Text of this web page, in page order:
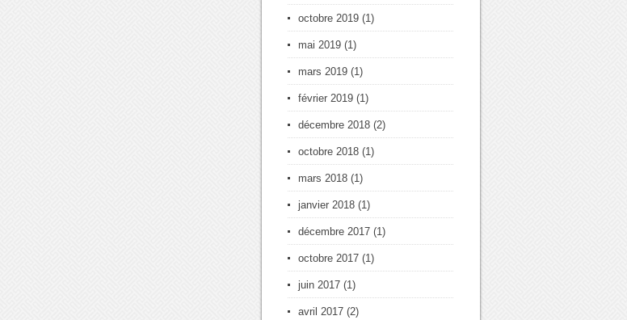
octobre 2019 (1)
mai 2019 (1)
mars 2019 (1)
février 2019 (1)
décembre 2018 (2)
octobre 2018 (1)
mars 2018 (1)
janvier 2018 (1)
décembre 2017 (1)
octobre 2017 (1)
juin 2017 (1)
avril 2017 (2)